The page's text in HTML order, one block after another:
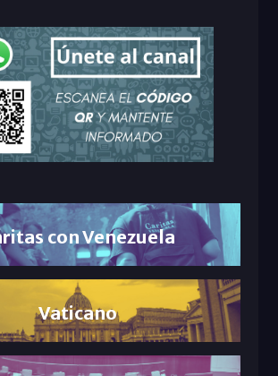
con Venezuela
Vaticano